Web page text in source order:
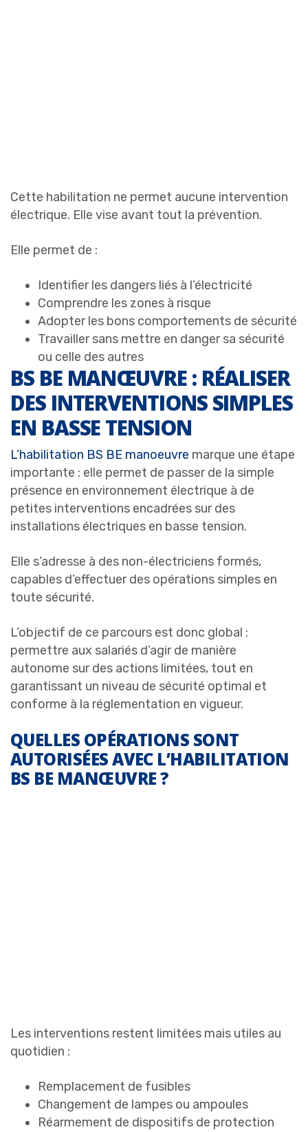
Cette habilitation ne permet aucune intervention
électrique. Elle vise avant tout la prévention.
Elle permet de :
Identifier les dangers liés à l’électricité
Comprendre les zones à risque
Adopter les bons comportements de sécurité
Travailler sans mettre en danger sa sécurité
ou celle des autres
BS BE MANŒUVRE : RÉALISER
DES INTERVENTIONS SIMPLES
EN BASSE TENSION
L’habilitation BS BE manoeuvre marque une étape
importante : elle permet de passer de la simple
présence en environnement électrique à de
petites interventions encadrées sur des
installations électriques en basse tension.
Elle s’adresse à des non-électriciens formés,
capables d’effectuer des opérations simples en
toute sécurité.
L’objectif de ce parcours est donc global :
permettre aux salariés d’agir de manière
autonome sur des actions limitées, tout en
garantissant un niveau de sécurité optimal et
conforme à la réglementation en vigueur.
QUELLES OPÉRATIONS SONT
AUTORISÉES AVEC L’HABILITATION
BS BE MANŒUVRE ?
Les interventions restent limitées mais utiles au
quotidien :
Remplacement de fusibles
Changement de lampes ou ampoules
Réarmement de dispositifs de protection